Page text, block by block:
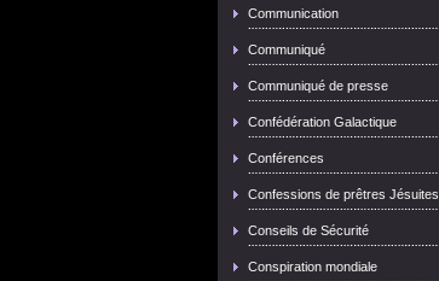
Communication
Communiqué
Communiqué de presse
Confédération Galactique
Conférences
Confessions de prêtres Jésuites
Conseils de Sécurité
Conspiration mondiale